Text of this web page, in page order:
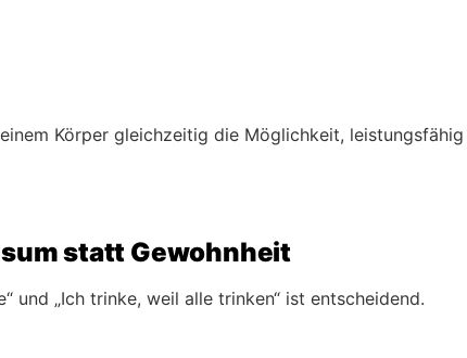
Körper gleichzeitig die Möglichkeit,
statt Gewohnheit
und „Ich trinke, weil alle trinken“ ist entscheidend.